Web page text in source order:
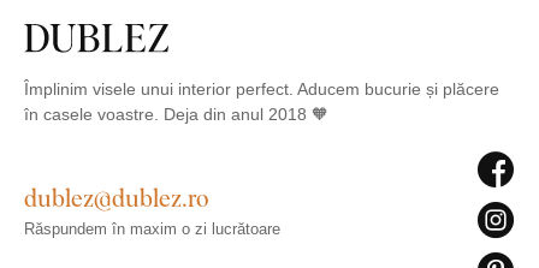
Împlinim visele unui interior perfect. Aducem bucurie și plăcere
în casele voastre. Deja din anul 2018 🧡
dublez@dublez.ro
Răspundem în maxim o zi lucrătoare